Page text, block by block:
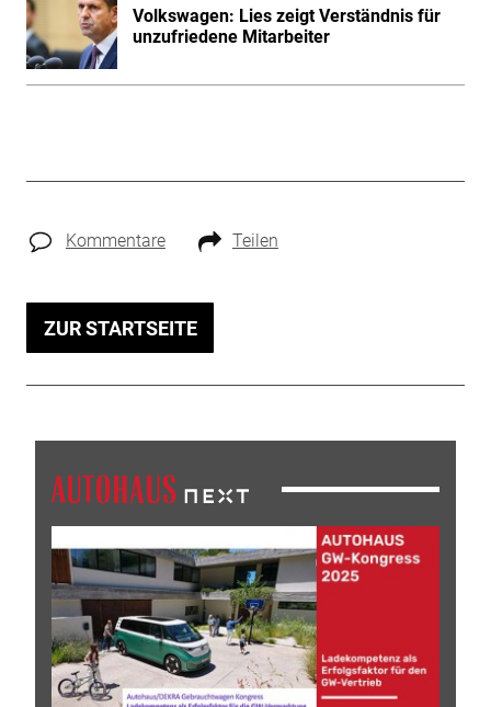
Volkswagen: Lies zeigt Verständnis für
unzufriedene Mitarbeiter
Kommentare Teilen
ZUR STARTSEITE